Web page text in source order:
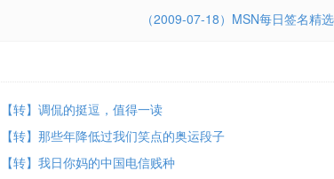
（2009-07-18）MSN每日签名精选
【转】调侃的挺逗， 值得一读
【转】那些年降低过我们笑点的奥运段子
【转】我日你妈的中国电信贱种